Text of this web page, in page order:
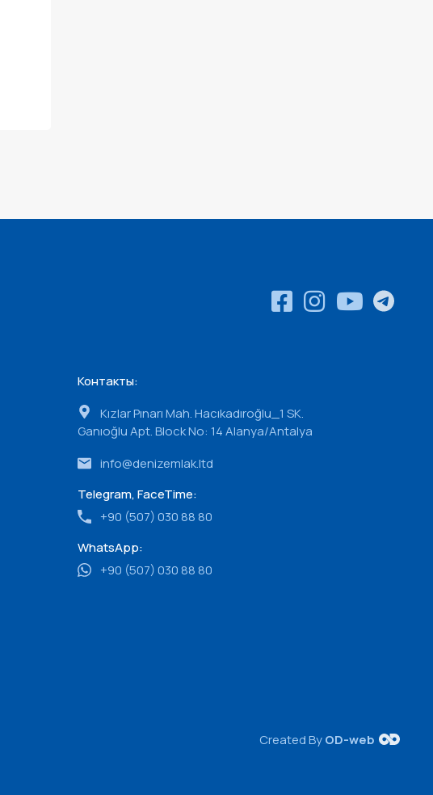
Контакты:
Kızlar Pınarı Mah. Hacıkadıroğlu_1 SK.
Ganıoğlu Apt. Block No: 14 Alanya/Antalya
info@denizemlak.ltd
Telegram, FaceTime:
+90 (507) 030 88 80
WhatsApp:
+90 (507) 030 88 80
Created ByOD-web